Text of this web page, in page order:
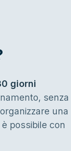
giorni
senza
una
possibile con